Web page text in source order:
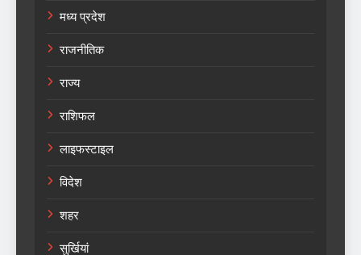
मध्य प्रदेश
राजनीतिक
राज्य
राशिफल
लाइफस्टाइल
विदेश
शहर
सुर्खियां